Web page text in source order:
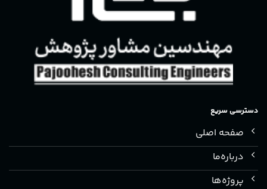
دسترسی سریع
صفحه اصلی
درباره‌ما
پروژه‌ها